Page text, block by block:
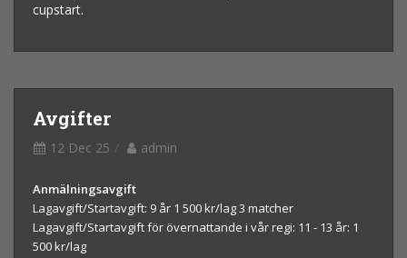
cupstart.
Avgifter
12 Dec 25 admin
Anmälningsavgift
Lagavgift/Startavgift: 9 år 1 500 kr/lag 3 matcher
Lagavgift/Startavgift för övernattande i vår regi: 11 - 13 år: 1
500 kr/lag